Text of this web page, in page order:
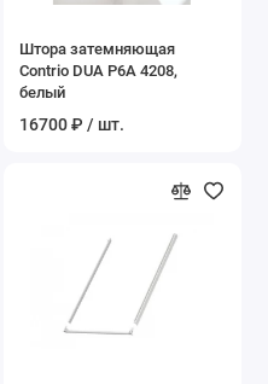
Штора затемняющая
Contrio DUA P6A 4208,
белый
16700 ₽ / шт.